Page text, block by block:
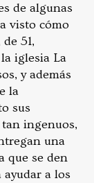
de algunas
visto cómo
51,
iglesia La
y además
la
sus
ingenuos,
una
que se den
a los